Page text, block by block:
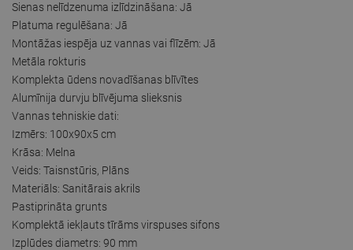
Sienas nelīdzenuma izlīdzināšana: Jā
Platuma regulēšana: Jā
Montāžas iespēja uz vannas vai flīzēm: Jā
Metāla rokturis
Komplekta ūdens novadīšanas blīvītes
Alumīnija durvju blīvējuma slieksnis
Vannas tehniskie dati:
Izmērs: 100x90x5 cm
Krāsa: Melna
Veids: Taisnstūris, Plāns
Materiāls: Sanitārais akrils
Pastiprināta grunts
Komplektā iekļauts tīrāms virspuses sifons
Izplūdes diametrs: 90 mm